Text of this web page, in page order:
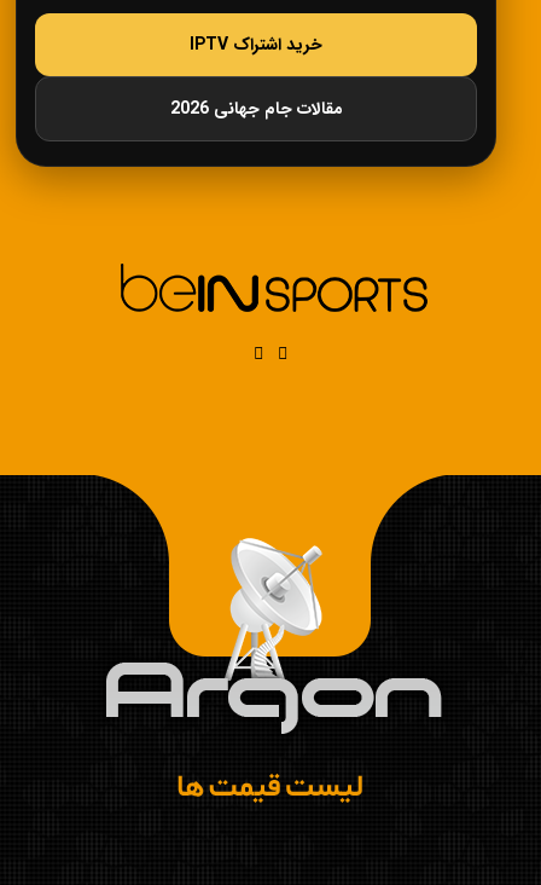
خرید اشتراک IPTV
مقالات جام جهانی 2026